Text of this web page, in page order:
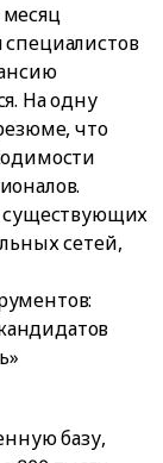
На одну
что
существующих
сетей,
базу,